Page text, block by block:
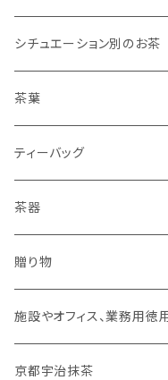
シチュエーション別のお茶
リラックスしたいとき
勉強や仕事に集中したいと
普段使い、毎日のお茶
家族だんらんのお茶
おやすみ前のお茶
茶葉
深むし緑茶
平袋
２００ｇ（平袋よりお得）
ほうじ茶
抹茶入玄米茶
ティーバッグ
温かいお茶
冷たいお茶
有機栽培むぎ茶
深むし緑茶
茶器
水出し専用ボトル【フィルタ
贈り物
施設やオフィス、業務用徳
深むし緑茶
京都宇治抹茶